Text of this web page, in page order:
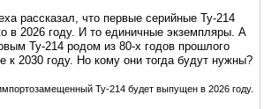
рассказал, что первые серийные Ту-214
в 2026 году. И то единичные экземпляры. А
Ту-214 родом из 80-х годов прошлого
к 2030 году. Но кому они тогда будут нужны?
Ту-214 будет выпущен в 2026 году.